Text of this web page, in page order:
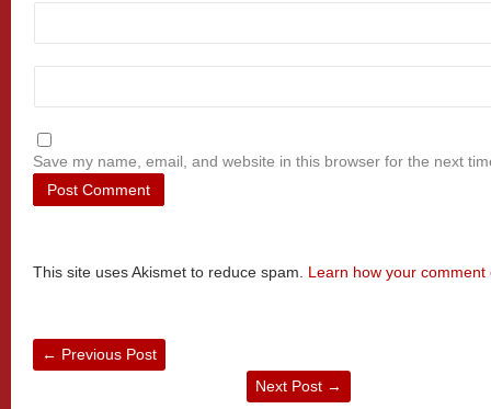
Save my name, email, and website in this browser for the next
This site uses Akismet to reduce spam. Learn how your
← Previous Post
Next Post →